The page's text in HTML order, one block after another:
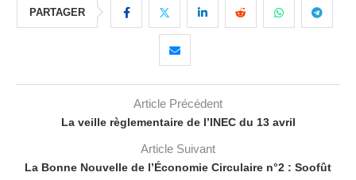
PARTAGER
Article Précédent
La veille règlementaire de l’INEC du 13 avril
Article Suivant
La Bonne Nouvelle de l’Économie Circulaire n°2 : Soofût